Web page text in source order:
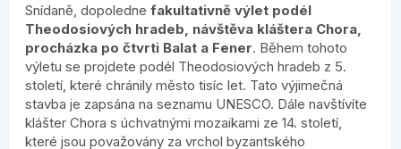
Snídaně, dopolednefakultativně výlet podél
Theodosiových hradeb, návštěva kláštera Chora,
procházka po čtvrti Balat a Fener. Během tohoto
výletu se projdete podél Theodosiových hradeb z 5.
století, které chránily město tisíc let. Tato výjimečná
stavba je zapsána na seznamu UNESCO. Dále navštívíte
klášter Chora s úchvatnými mozaikami ze 14. století,
které jsou považovány za vrchol byzantského